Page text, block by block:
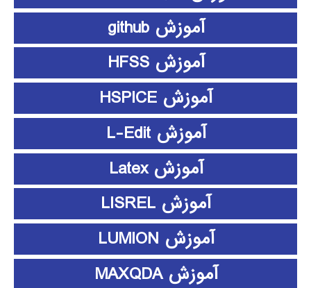
آموزش github
آموزش HFSS
آموزش HSPICE
آموزش L-Edit
آموزش Latex
آموزش LISREL
آموزش LUMION
آموزش MAXQDA